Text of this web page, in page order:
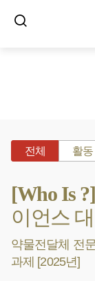
전체 활동
[Who Is
이언스
약물전달체 전
과제 [2025년]